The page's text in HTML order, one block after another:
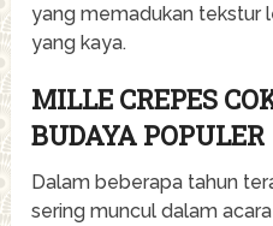
yang memadukan tekstur
yang kaya.
MILLE CREPES
BUDAYA POPULER
Dalam beberapa tahun
sering muncul dalam